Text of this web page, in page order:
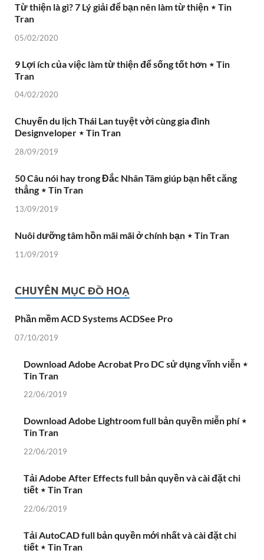
Từ thiện là gì? 7 Lý giải để bạn nên làm từ thiện ⋆ Tin
Tran
05/02/2020
9 Lợi ích của việc làm từ thiện để sống tốt hơn ⋆ Tin
Tran
04/02/2020
Chuyến du lịch Thái Lan tuyệt vời cùng gia đình
Designveloper ⋆ Tin Tran
28/09/2019
50 Câu nói hay trong Đắc Nhân Tâm giúp bạn hết căng
thẳng ⋆ Tin Tran
13/09/2019
Nuôi dưỡng tâm hồn mãi mãi ở chính bạn ⋆ Tin Tran
11/09/2019
CHUYÊN MỤC ĐỒ HOẠ
Phần mềm ACD Systems ACDSee Pro
07/10/2019
Download Adobe Acrobat Pro DC sử dụng vĩnh viễn ⋆
Tin Tran
22/06/2019
Download Adobe Lightroom full bản quyền miễn phí ⋆
Tin Tran
22/06/2019
Tải Adobe After Effects full bản quyền và cài đặt chi
tiết ⋆ Tin Tran
22/06/2019
Tải AutoCAD full bản quyền mới nhất và cài đặt chi
tiết ⋆ Tin Tran